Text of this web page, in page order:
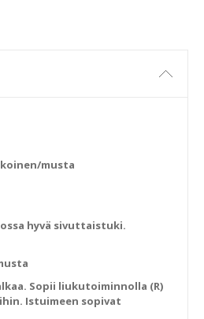
musta
hyvä sivuttaistuki.
Sopii liukutoiminnolla (R)
Istuimeen sopivat